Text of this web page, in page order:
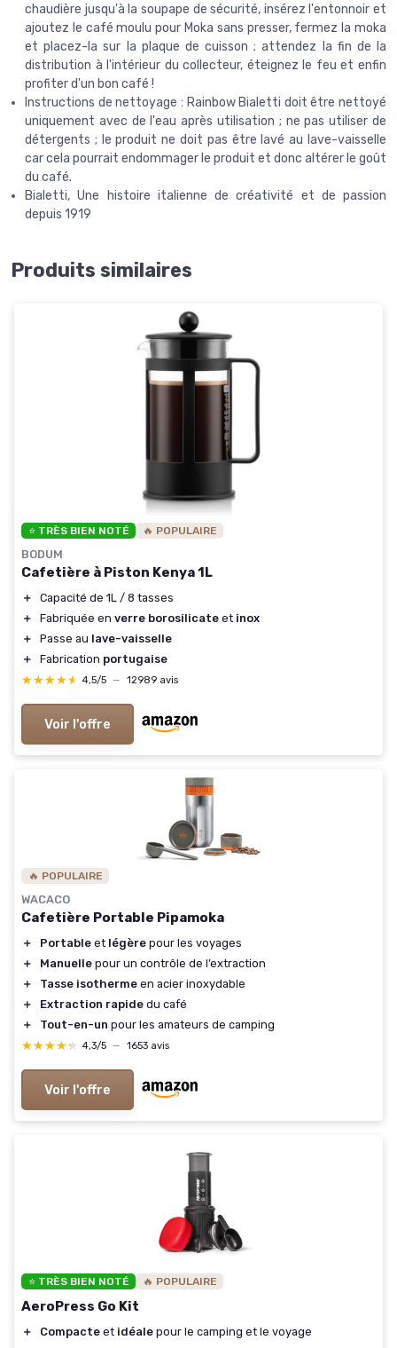
chaudière jusqu'à la soupape de sécurité, insérez l'entonnoir et
ajoutez le café moulu pour Moka sans presser, fermez la moka
et placez-la sur la plaque de cuisson ; attendez la fin de la
distribution à l'intérieur du collecteur, éteignez le feu et enfin
profiter d'un bon café !
Instructions de nettoyage : Rainbow Bialetti doit être nettoyé
uniquement avec de l'eau après utilisation ; ne pas utiliser de
détergents ; le produit ne doit pas être lavé au lave-vaisselle
car cela pourrait endommager le produit et donc altérer le goût
du café.
Bialetti, Une histoire italienne de créativité et de passion
depuis 1919
Produits similaires
⭐ TRÈS BIEN NOTÉ 🔥 POPULAIRE
BODUM
Cafetière à Piston Kenya 1L
＋
Capacité de 1L / 8 tasses
＋
Fabriquée en verre borosilicate et inox
＋
Passe au lave-vaisselle
＋
Fabrication portugaise
★★★★★
★★★★★ 4,5/5 — 12989 avis
Voir l'offre
🔥 POPULAIRE
WACACO
Cafetière Portable Pipamoka
＋ Portable et légère pour les voyages
＋
Manuelle pour un contrôle de l’extraction
＋
Tasse isotherme en acier inoxydable
＋
Extraction rapide du café
＋
Tout-en-un pour les amateurs de camping
★★★★★
★★★★★ 4,3/5 — 1653 avis
Voir l'offre
⭐ TRÈS BIEN NOTÉ 🔥 POPULAIRE
AeroPress Go Kit
＋ Compacte et idéale pour le camping et le voyage